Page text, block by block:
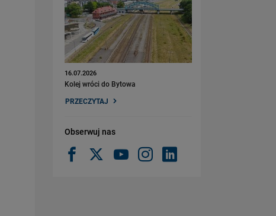
16.07.2026
Kolej wróci do Bytowa
PRZECZYTAJ
Obserwuj nas